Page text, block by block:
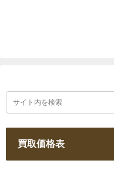
買取価格表